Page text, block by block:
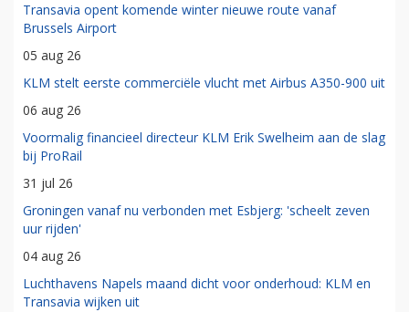
Transavia opent komende winter nieuwe route vanaf
Brussels Airport
05 aug 26
KLM stelt eerste commerciële vlucht met Airbus A350-900 uit
06 aug 26
Voormalig financieel directeur KLM Erik Swelheim aan de slag
bij ProRail
31 jul 26
Groningen vanaf nu verbonden met Esbjerg: 'scheelt zeven
uur rijden'
04 aug 26
Luchthavens Napels maand dicht voor onderhoud: KLM en
Transavia wijken uit